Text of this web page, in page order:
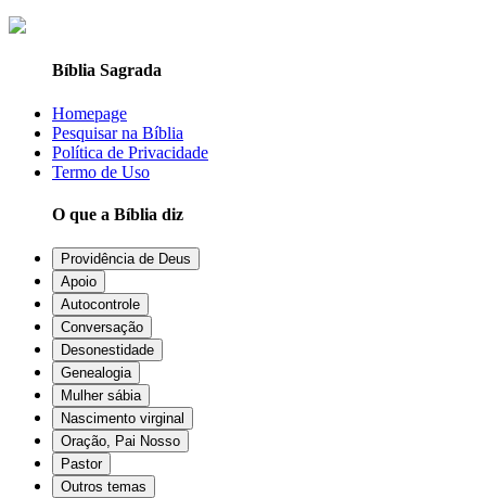
Bíblia Sagrada
Homepage
Pesquisar na Bíblia
Política de Privacidade
Termo de Uso
O que a Bíblia diz
Providência de Deus
Apoio
Autocontrole
Conversação
Desonestidade
Genealogia
Mulher sábia
Nascimento virginal
Oração, Pai Nosso
Pastor
Outros temas